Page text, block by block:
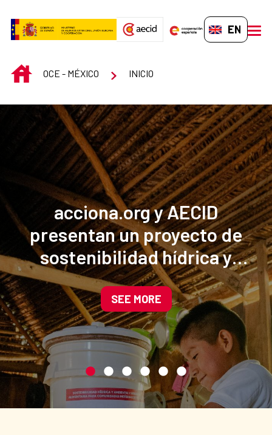
EN-GB
INICIOOCE - MÉXICO INICIO
acciona.org y AECID
presentan un proyecto de
sostenibilidad hídrica y
ambiental en Villa Nueva,
Oaxaca
SEE MORE